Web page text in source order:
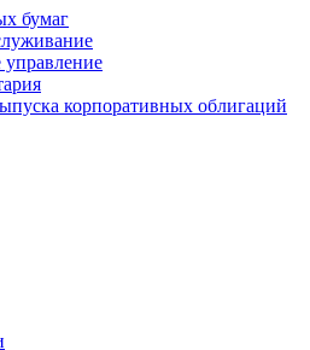
бумаг
управление
корпоративных облигаций